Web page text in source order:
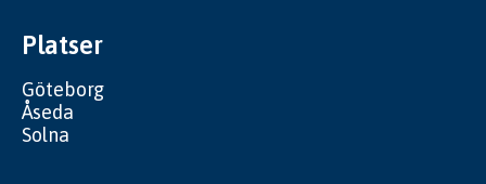
Platser
Göteborg
Åseda
Solna